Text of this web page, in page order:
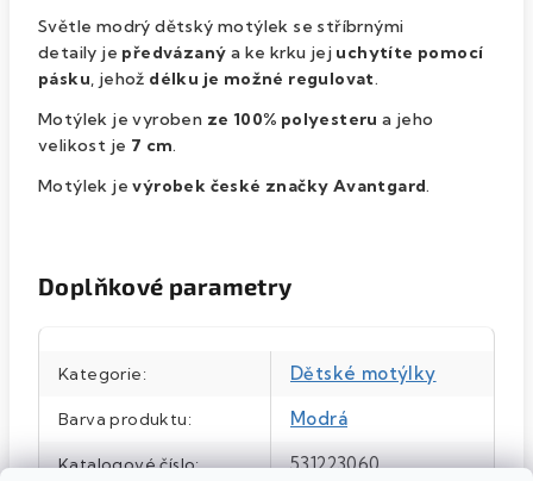
Světle modrý dětský motýlek se stříbrnými
detaily je předvázaný a ke krku jej uchytíte pomocí
pásku, jehož délku je možné regulovat.
Motýlek je vyroben ze 100% polyesteru a jeho
velikost je 7 cm.
Motýlek je výrobek české značky Avantgard.
Doplňkové parametry
Kategorie: Dětské motýlky
Barva produktu: Modrá
Katalogové číslo: 531223060